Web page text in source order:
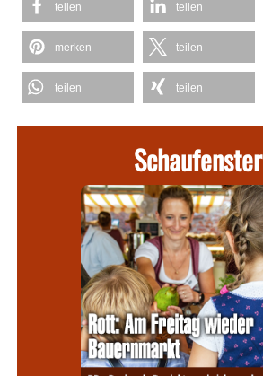
teilen teilen
merken teilen
teilen teilen
Schaufenster